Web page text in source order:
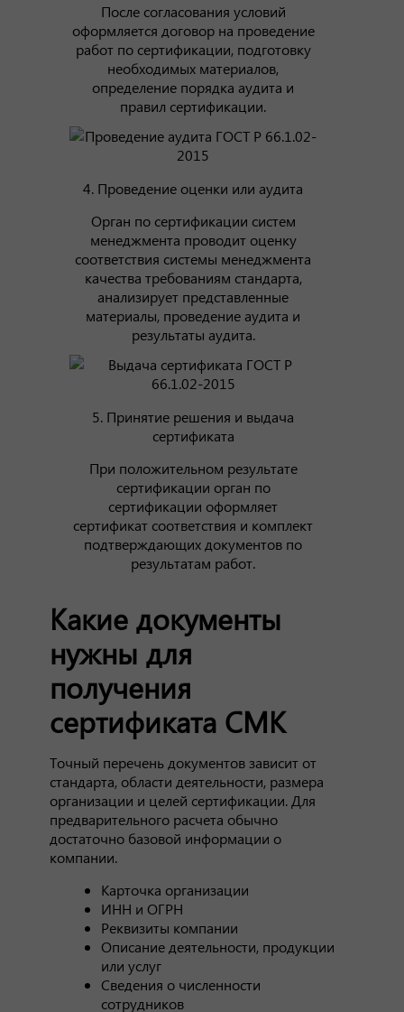
После согласования условий
оформляется договор на проведение
работ по сертификации, подготовку
необходимых материалов,
определение порядка аудита и
правил сертификации.
4. Проведение оценки или аудита
Орган по сертификации систем
менеджмента проводит оценку
соответствия системы менеджмента
качества требованиям стандарта,
анализирует представленные
материалы, проведение аудита и
результаты аудита.
5. Принятие решения и выдача
сертификата
При положительном результате
сертификации орган по
сертификации оформляет
сертификат соответствия и комплект
подтверждающих документов по
результатам работ.
Какие документы
нужны для
получения
сертификата СМК
Точный перечень документов зависит от
стандарта, области деятельности, размера
организации и целей сертификации. Для
предварительного расчета обычно
достаточно базовой информации о
компании.
Карточка организации
ИНН и ОГРН
Реквизиты компании
Описание деятельности, продукции
или услуг
Сведения о численности
сотрудников